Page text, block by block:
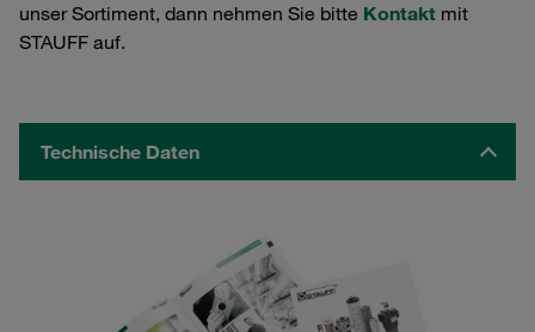
unser Sortiment, dann nehmen Sie bitte Kontakt mit
STAUFF auf.
Technische Daten